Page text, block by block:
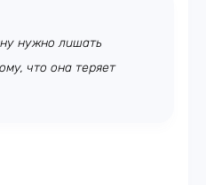
нужно лишать
что она теряет